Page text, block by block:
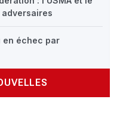
adversaires
en échec par